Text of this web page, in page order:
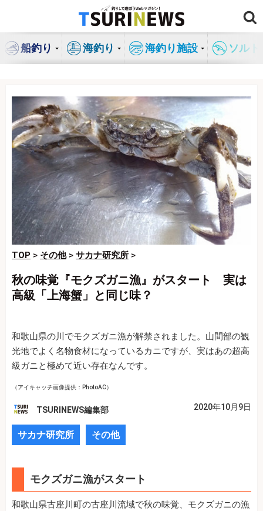
ン
船釣り 海釣り 海釣り施設 ソル
TOP > その他> サカナ研究所 >
秋の味覚『モクズガニ漁』がスタート 実は
高級「上海蟹」と同じ味？
和歌山県の川でモクズガニ漁が解禁されました。山間部の観
光地でよく名物食材になっているカニですが、実はあの超高
級ガニと極めて近い存在なんです。
（アイキャッチ画像提供：PhotoAC）
TSURINEWS編集部 2020年10月9日
サカナ研究所 その他
モクズガニ漁がスタート
和歌山県古座川町の古座川流域で秋の味覚、モクズガニの漁